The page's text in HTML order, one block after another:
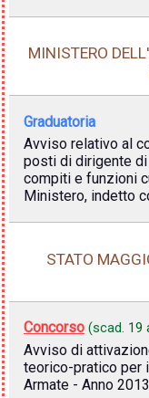
MINISTERO
Graduatoria
Avviso relativo al
posti di dirigente
compiti e funzioni
Ministero, indetto
STATO
Concorso (scad. 19
Avviso di
teorico-pratico per
Armate - Anno